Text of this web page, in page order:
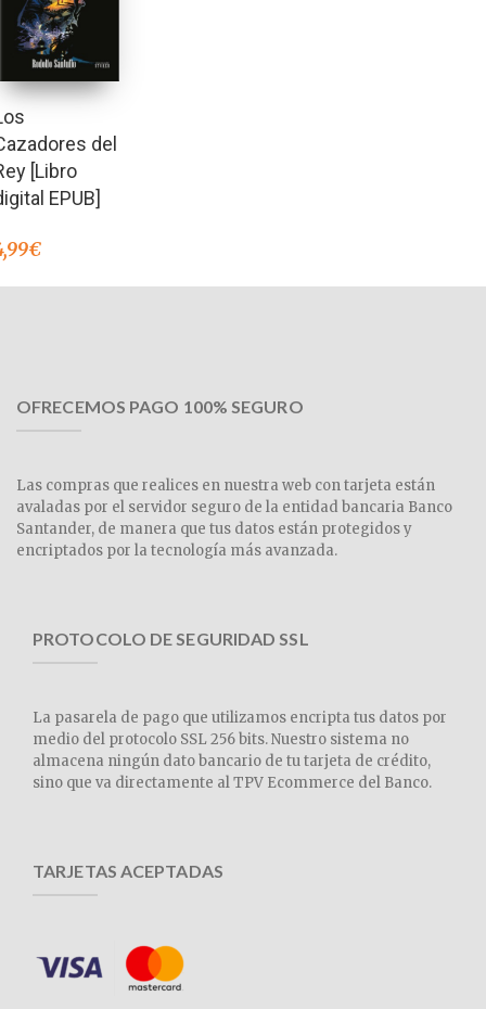
del
[Libro
EPUB]
€
OFRECEMOS PAGO 100% SEGURO
Las compras que realices en nuestra web con tarjeta están
avaladas por el servidor seguro de la entidad bancaria Banco
Santander, de manera que tus datos están protegidos y
encriptados por la tecnología más avanzada.
PROTOCOLO DE SEGURIDAD SSL
La pasarela de pago que utilizamos encripta tus datos por
medio del protocolo SSL 256 bits. Nuestro sistema no
almacena ningún dato bancario de tu tarjeta de crédito,
sino que va directamente al TPV Ecommerce del Banco.
TARJETAS ACEPTADAS